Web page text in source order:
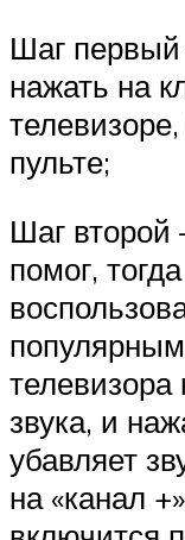
Шаг
нажать на
пульте;
Шаг второй
помог,
телевизора
звука, и
убавляет
на «канал